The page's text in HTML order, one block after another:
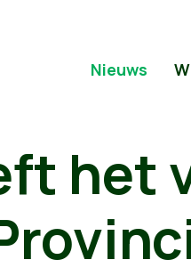
Nieuws
het